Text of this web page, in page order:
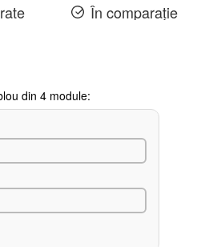
În comparație
din 4 module: